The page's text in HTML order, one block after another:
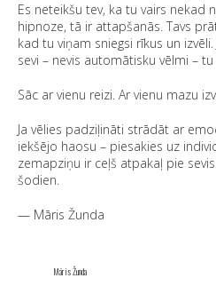
Es neteikšu tev, ka tu vairs nekad
hipnoze, tā ir attapšanās. Tavs
kad tu viņam sniegsi rīkus un
sevi – nevis automātisku vēlmi –
Sāc ar vienu reizi. Ar vienu mazu
Ja vēlies padziļināti strādāt ar
iekšējo haosu – piesakies uz
zemapziņu ir ceļš atpakaļ pie
šodien.
— Māris Žunda
Māris Žunda